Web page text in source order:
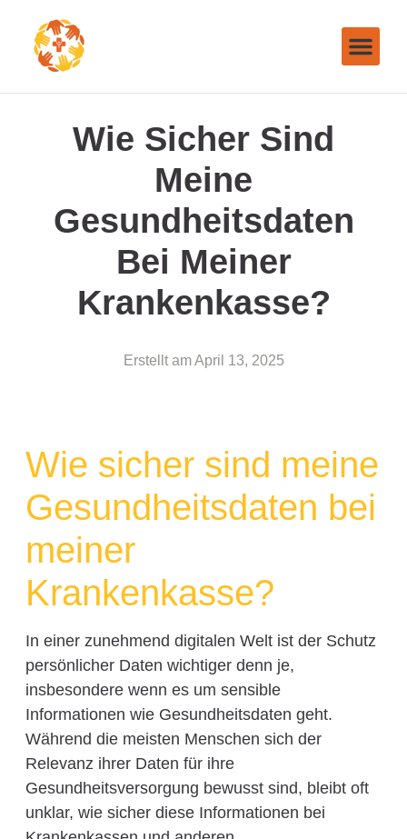
Wie Sicher Sind
Meine
Gesundheitsdaten
Bei Meiner
Krankenkasse?
Erstellt am April 13, 2025
Wie sicher sind meine
Gesundheitsdaten bei
meiner
Krankenkasse?
In einer zunehmend digitalen Welt ist der Schutz
persönlicher Daten wichtiger denn je,
insbesondere wenn es um sensible
Informationen wie Gesundheitsdaten geht.
Während die meisten Menschen sich der
Relevanz ihrer Daten für ihre
Gesundheitsversorgung bewusst sind, bleibt oft
unklar, wie sicher diese Informationen bei